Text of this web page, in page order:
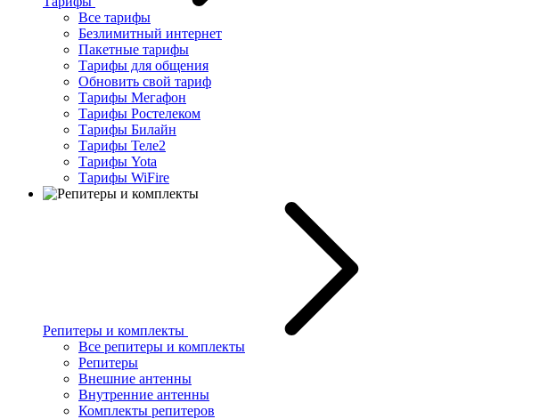
Все тарифы
Безлимитный интернет
Пакетные тарифы
Тарифы для общения
Обновить свой тариф
Тарифы Мегафон
Тарифы Ростелеком
Тарифы Билайн
Тарифы Теле2
Тарифы Yota
Тарифы WiFire
Репитеры и комплекты
Все репитеры и комплекты
Репитеры
Внешние антенны
Внутренние антенны
Комплекты репитеров